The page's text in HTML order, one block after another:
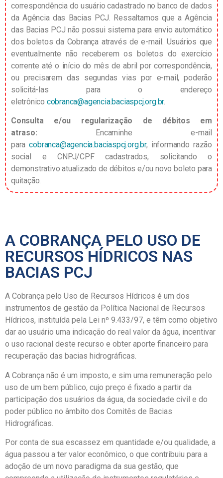
correspondência do usuário cadastrado no banco de dados
da Agência das Bacias PCJ. Ressaltamos que a Agência
das Bacias PCJ não possui sistema para envio automático
dos boletos da Cobrança através de e-mail. Usuários que
eventualmente não receberem os boletos do exercício
corrente até o início do mês de abril por correspondência,
ou precisarem das segundas vias por e-mail, poderão
solicitá-las para o endereço
eletrônico cobranca@agencia.baciaspcj.org.br.
Consulta e/ou regularização de débitos em
atraso:
Encaminhe e-mail
paracobranca@agencia.baciaspcj.org.br, informando razão
social e CNPJ/CPF cadastrados, solicitando o
demonstrativo atualizado de débitos e/ou novo boleto para
quitação.
A COBRANÇA PELO USO DE
RECURSOS HÍDRICOS NAS
BACIAS PCJ
A Cobrança pelo Uso de Recursos Hídricos é um dos
instrumentos de gestão da Política Nacional de Recursos
Hídricos, instituída pela Lei nº 9.433/97, e têm como objetivo
dar ao usuário uma indicação do real valor da água, incentivar
o uso racional deste recurso e obter aporte financeiro para
recuperação das bacias hidrográficas.
A Cobrança não é um imposto, e sim uma remuneração pelo
uso de um bem público, cujo preço é fixado a partir da
participação dos usuários da água, da sociedade civil e do
poder público no âmbito dos Comitês de Bacias
Hidrográficas.
Por conta de sua escassez em quantidade e/ou qualidade, a
água passou a ter valor econômico, o que contribuiu para a
adoção de um novo paradigma da sua gestão, que